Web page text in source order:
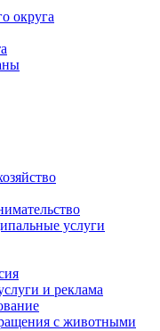
округа
услуги
и реклама
с животными